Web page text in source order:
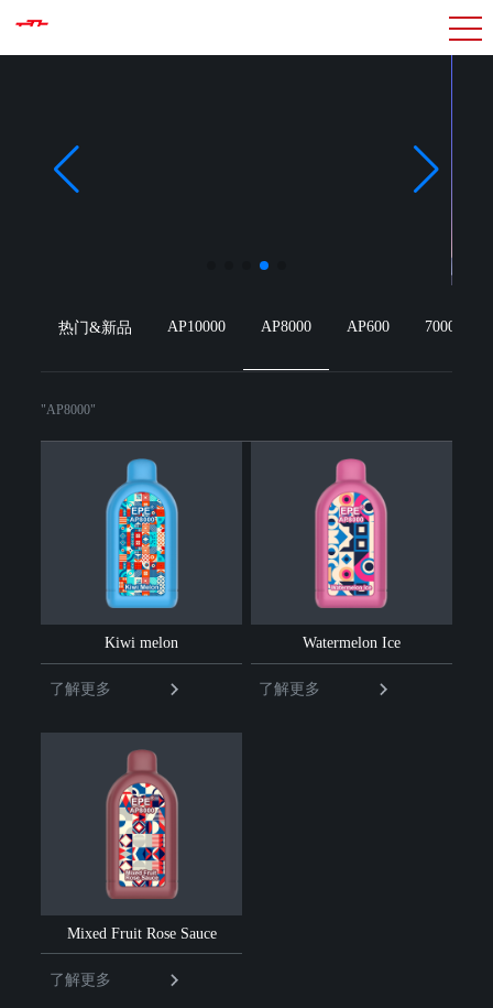
热门&新品 AP10000 AP8000 AP600 7000puffs
"AP8000"
Kiwi melon
了解更多
Watermelon Ice
了解更多
Mixed Fruit Rose Sauce
了解更多